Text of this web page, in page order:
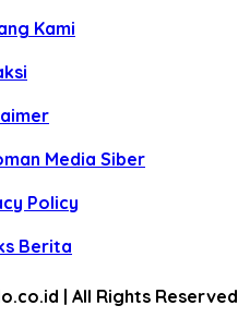
Kami
Media Siber
Policy
Berita
| All Rights Reserved